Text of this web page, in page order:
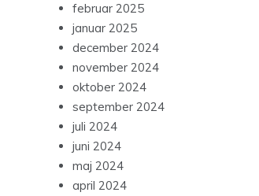
februar 2025
januar 2025
december 2024
november 2024
oktober 2024
september 2024
juli 2024
juni 2024
maj 2024
april 2024